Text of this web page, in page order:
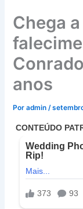
Chega
anos
Poradmin/